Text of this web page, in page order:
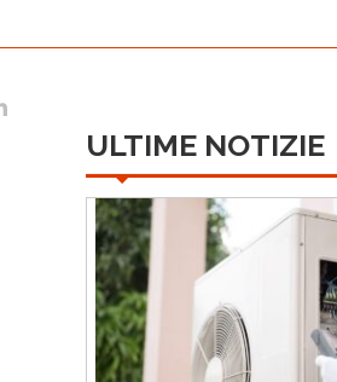
ULTIME NOTIZIE